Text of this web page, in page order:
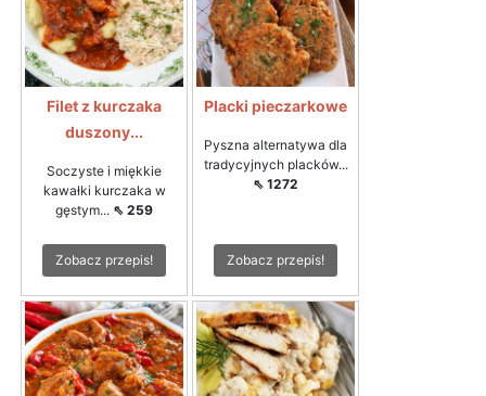
Filet z kurczaka
duszony...
Soczyste i miękkie
kawałki kurczaka w
gęstym... ⇖ 259
Zobacz przepis!
Placki pieczarkowe
Pyszna alternatywa dla
tradycyjnych placków...
⇖ 1272
Zobacz przepis!